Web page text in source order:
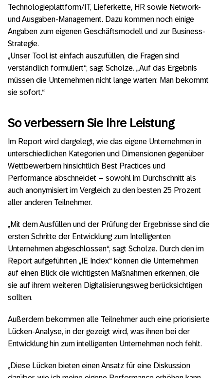
Technologieplattform/IT, Lieferkette, HR sowie Network-
und Ausgaben-Management. Dazu kommen noch einige
Angaben zum eigenen Geschäftsmodell und zur Business-
Strategie.
„Unser Tool ist einfach auszufüllen, die Fragen sind
verständlich formuliert“, sagt Scholze. „Auf das Ergebnis
müssen die Unternehmen nicht lange warten: Man bekommt
sie sofort.“
So verbessern Sie Ihre Leistung
Im Report wird dargelegt, wie das eigene Unternehmen in
unterschiedlichen Kategorien und Dimensionen gegenüber
Wettbewerbern hinsichtlich Best Practices und
Performance abschneidet – sowohl im Durchschnitt als
auch anonymisiert im Vergleich zu den besten 25 Prozent
aller anderen Teilnehmer.
„Mit dem Ausfüllen und der Prüfung der Ergebnisse sind die
ersten Schritte der Entwicklung zum Intelligenten
Unternehmen abgeschlossen“, sagt Scholze. Durch den im
Report aufgeführten „IE Index“ können die Unternehmen
auf einen Blick die wichtigsten Maßnahmen erkennen, die
sie auf ihrem weiteren Digitalisierungsweg berücksichtigen
sollten.
Außerdem bekommen alle Teilnehmer auch eine priorisierte
Lücken-Analyse, in der gezeigt wird, was ihnen bei der
Entwicklung hin zum intelligenten Unternehmen noch fehlt.
„Diese Lücken bieten einen Ansatz für eine Diskussion